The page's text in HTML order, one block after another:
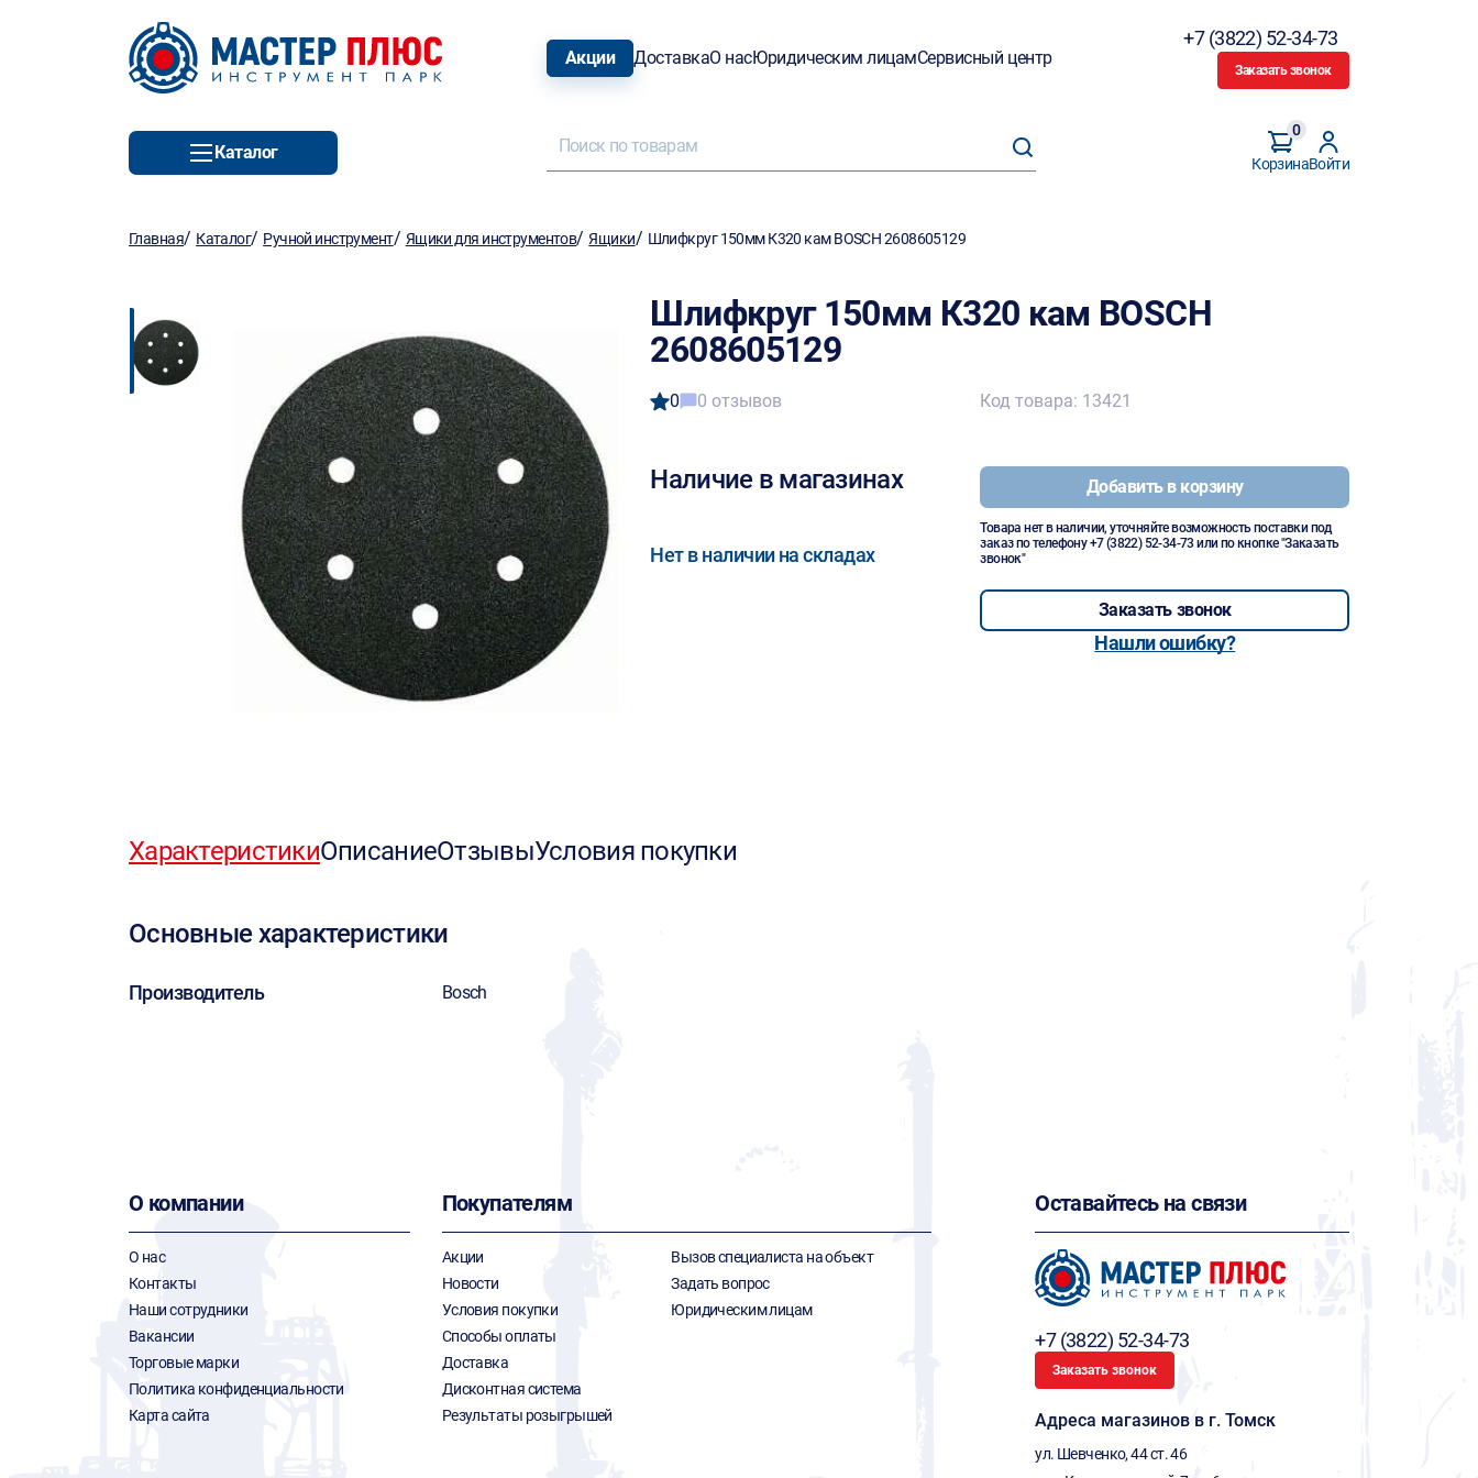
Акции ДоставкаО насЮридическим лицамСервисный центр
+7 (3822) 52-34-73
Заказать звонок
Каталог
Корзина
0
Войти
Главная/ Каталог/ Ручной инструмент/ Ящики для инструментов/Ящики/ Шлифкруг 150мм К320 кам BOSCH 2608605129
Шлифкруг 150мм К320 кам BOSCH
2608605129
0 0 отзывов
Наличие в магазинах
Нет в наличии на складах
Код товара: 13421
Добавить в корзину
Товара нет в наличии, уточняйте возможность поставки под
заказ по телефону+7 (3822) 52-34-73 или по кнопке "Заказать
звонок"
Заказать звонок
Нашли ошибку?
ХарактеристикиОписаниеОтзывыУсловия покупки
Основные характеристики
Производитель Bosch
О компании
О нас
Контакты
Наши сотрудники
Вакансии
Торговые марки
Политика конфиденциальности
Карта сайта
Покупателям
Акции
Новости
Условия покупки
Способы оплаты
Доставка
Дисконтная система
Результаты розыгрышей
Вызов специалиста на объект
Задать вопрос
Юридическим лицам
Оставайтесь на связи
+7 (3822) 52-34-73
Заказать звонок
Адреса магазинов в г. Томск
ул. Шевченко, 44 ст. 46